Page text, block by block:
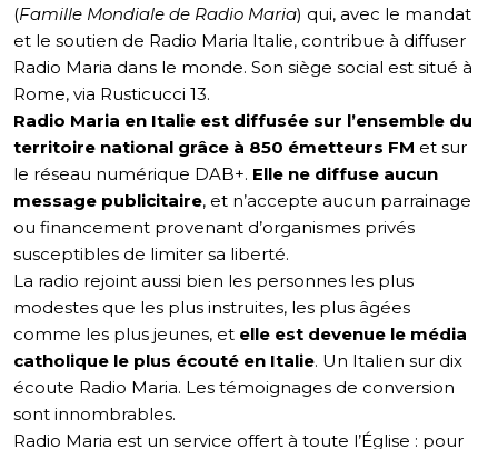
(Famille Mondiale de Radio Maria) qui, avec le mandat
et le soutien de Radio Maria Italie, contribue à diffuser
Radio Maria dans le monde. Son siège social est situé à
Rome, via Rusticucci 13.
Radio Maria en Italie est diffusée sur l’ensemble du
territoire national grâce à 850 émetteurs FM et sur
le réseau numérique DAB+. Elle ne diffuse aucun
message publicitaire, et n’accepte aucun parrainage
ou financement provenant d’organismes privés
susceptibles de limiter sa liberté.
La radio rejoint aussi bien les personnes les plus
modestes que les plus instruites, les plus âgées
comme les plus jeunes, et elle est devenue le média
catholique le plus écouté en Italie. Un Italien sur dix
écoute Radio Maria. Les témoignages de conversion
sont innombrables.
Radio Maria est un service offert à toute l’Église : pour